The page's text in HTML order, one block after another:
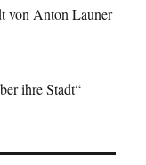
von Anton Launer
ihre Stadt“